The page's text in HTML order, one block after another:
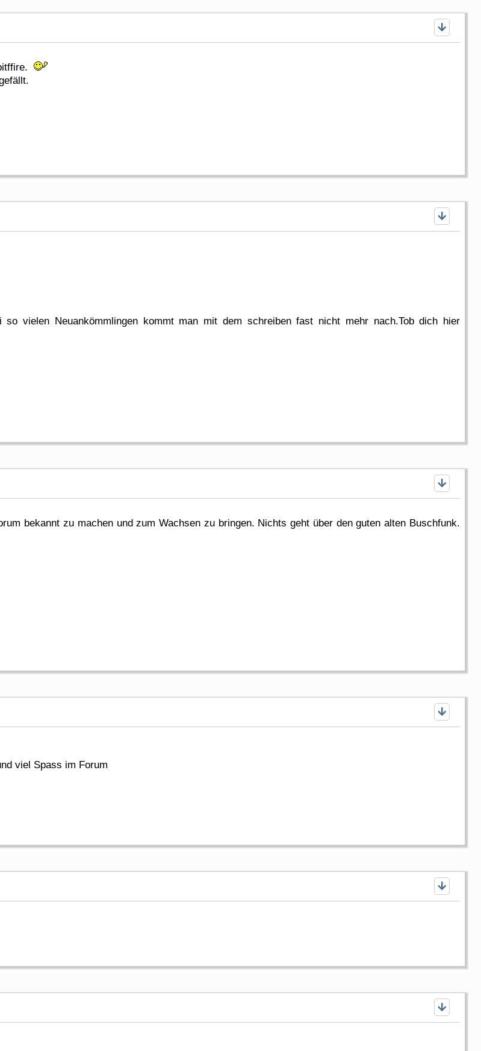
so vielen Neuankömmlingen kommt man mit dem schreiben fast nicht mehr nach.Tob dich hier
bekannt zu machen und zum Wachsen zu bringen. Nichts geht über den guten alten Buschfunk.
viel Spass im Forum